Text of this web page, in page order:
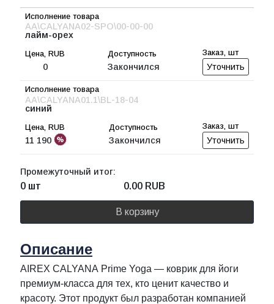
AA\CALYANA02-SPO\00-00-00
лайм-орех
0 Закончился Уточнить
AA\CALYANA01.1\BL-18-04
синий
11 190 Закончился Уточнить
Промежуточный итог:
0 шт 0.00 RUB
В корзину
Описание
AIREX CALYANA Prime Yoga — коврик для йоги
премиум-класса для тех, кто ценит качество и
красоту. Этот продукт был разработан компанией